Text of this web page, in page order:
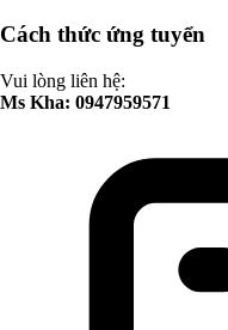
Cách thức ứng tuyển
Vui lòng liên hệ:
Ms Kha: 0947959571